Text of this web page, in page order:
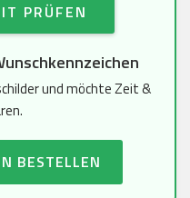
PRÜFEN
und möchte Zeit &
BESTELLEN